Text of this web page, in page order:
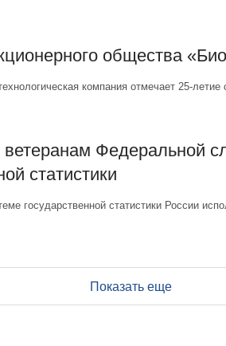
общества
компания отмечает 25-летие
ветеранам Федеральной
статистики
государственной статистики России
Показать еще